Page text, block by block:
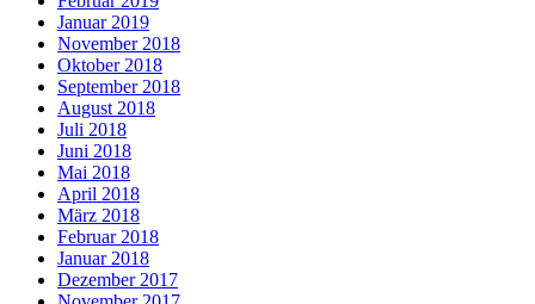
Januar 2019
November 2018
Oktober 2018
September 2018
August 2018
Juli 2018
Juni 2018
Mai 2018
April 2018
März 2018
Februar 2018
Januar 2018
Dezember 2017